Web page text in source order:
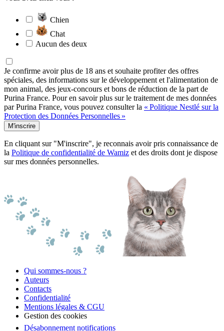
Chien
Chat
Aucun des deux
Je confirme avoir plus de 18 ans et souhaite profiter des offres
spéciales, des informations sur le développement et l'alimentation de
mon animal, des jeux-concours et bons de réduction de la part de
Purina France. Pour en savoir plus sur le traitement de mes données
par Purina France, vous pouvez consulter la « Politique Nestlé sur la
Protection des Données Personnelles »
M'inscrire
En cliquant sur "M'inscrire", je reconnais avoir pris connaissance de
la Politique de confidentialité de Wamiz et des droits dont je dispose
sur mes données personnelles.
Qui sommes-nous ?
Auteurs
Contacts
Confidentialité
Mentions légales & CGU
Gestion des cookies
Désabonnement notifications